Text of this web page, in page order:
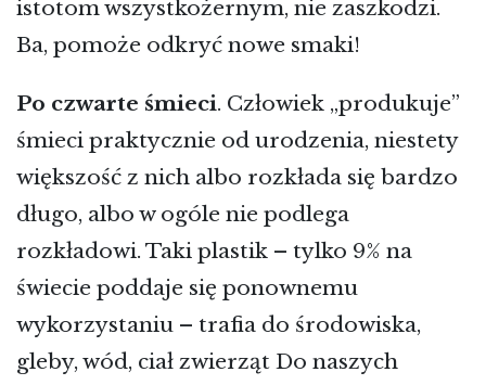
istotom wszystkożernym, nie zaszkodzi.
Ba, pomoże odkryć nowe smaki!
Po czwarte śmieci. Człowiek „produkuje”
śmieci praktycznie od urodzenia, niestety
większość z nich albo rozkłada się bardzo
długo, albo w ogóle nie podlega
rozkładowi. Taki plastik – tylko 9% na
świecie poddaje się ponownemu
wykorzystaniu – trafia do środowiska,
gleby, wód, ciał zwierząt Do naszych